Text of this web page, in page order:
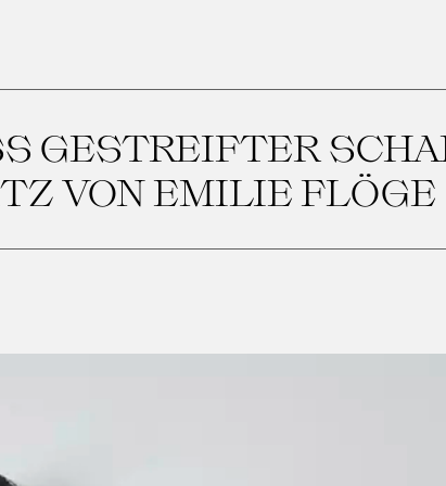
GESTREIFTER
VON EMILIE FLÖGE